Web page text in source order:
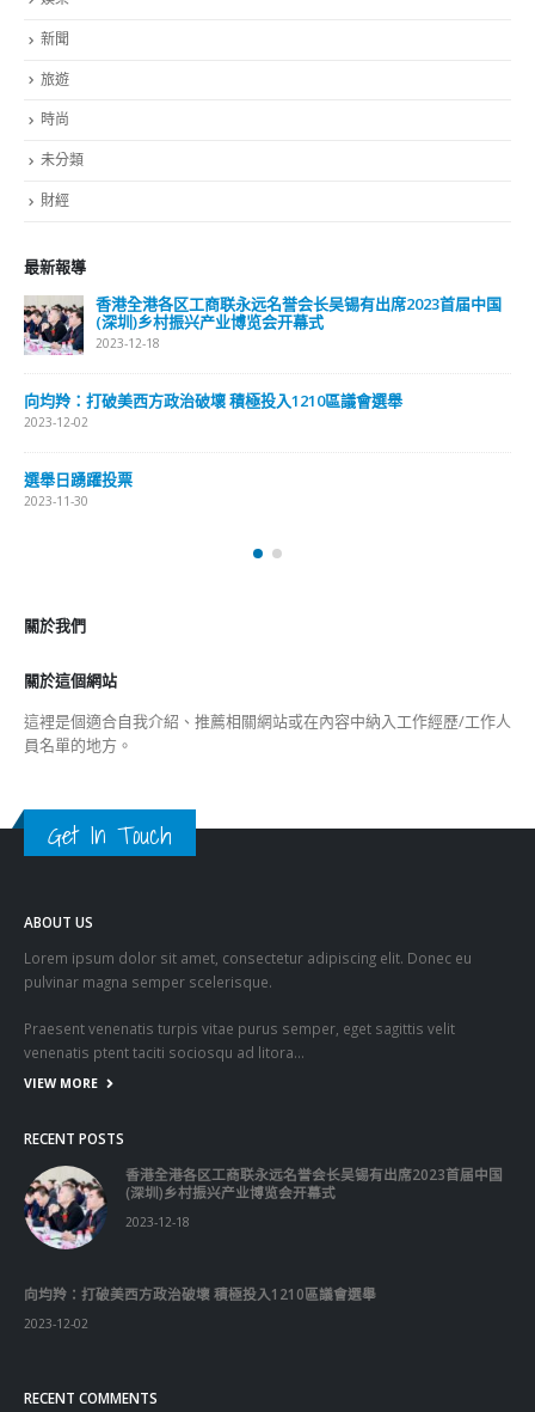
新聞
旅遊
時尚
未分類
財經
最新報導
香港全港各区工商联永远名誉会长吴锡有出席2023首届中国
(深圳)乡村振兴产业博览会开幕式
2023-12-18
向均羚：打破美西方政治破壞 積極投入1210區議會選舉
2023-12-02
選舉日踴躍投票
2023-11-30
關於我們
關於這個網站
這裡是個適合自我介紹、推薦相關網站或在內容中納入工作經歷/工作人
員名單的地方。
Get In Touch
ABOUT US
Lorem ipsum dolor sit amet, consectetur adipiscing elit. Donec eu
pulvinar magna semper scelerisque.
Praesent venenatis turpis vitae purus semper, eget sagittis velit
venenatis ptent taciti sociosqu ad litora…
VIEW MORE
RECENT POSTS
香港全港各区工商联永远名誉会长吴锡有出席2023首届中国
(深圳)乡村振兴产业博览会开幕式
2023-12-18
向均羚：打破美西方政治破壞 積極投入1210區議會選舉
2023-12-02
RECENT COMMENTS